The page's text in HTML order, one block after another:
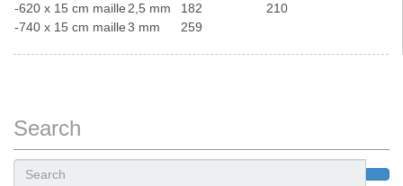
-620 x 15 cm maille 2,5 mm 182
210
-740 x 15 cm maille3 mm 259
Search